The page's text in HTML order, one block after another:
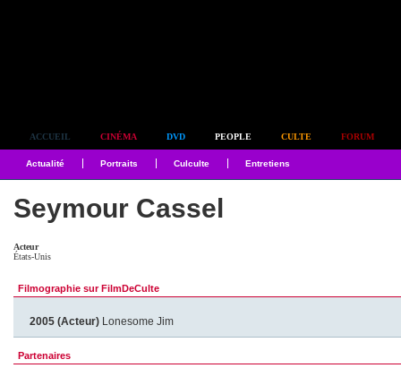
ACCUEIL CINÉMA DVD PEOPLE CULTE FORUM
Actualité Portraits Culculte Entretiens
Seymour Cassel
Acteur
États-Unis
Filmographie sur FilmDeCulte
2005 (Acteur) Lonesome Jim
Partenaires